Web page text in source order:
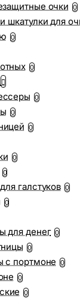
очки 0
шкатулки для
0
0
0
0
0
0
0
галстуков 0
0
для денег 0
0
с портмоне 0
0
0